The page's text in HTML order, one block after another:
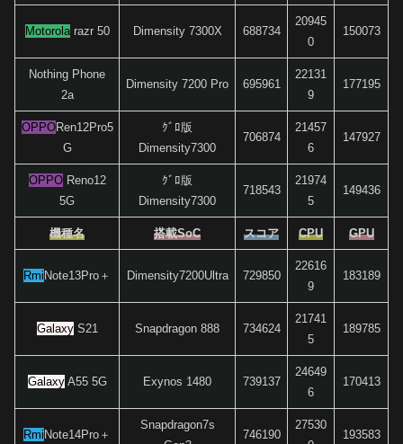
Motorolarazr 50 Dimensity 7300X 688734
20945
0
150073
Nothing Phone
2a
Dimensity 7200 Pro 695961
22131
9
177195
OPPORen12Pro5
G
ｸﾞﾛ版
Dimensity7300
706874
21457
6
147927
OPPOReno12
5G
ｸﾞﾛ版
Dimensity7300
718543
21974
5
149436
機種名 搭載SoC スコア CPU GPU
Rmi Note13Pro＋ Dimensity7200Ultra 729850
22616
9
183189
GalaxyS21 Snapdragon 888 734624
21741
5
189785
GalaxyA55 5G Exynos 1480 739137
24649
6
170413
Rmi Note14Pro＋
Snapdragon7s
746190
27530
193583